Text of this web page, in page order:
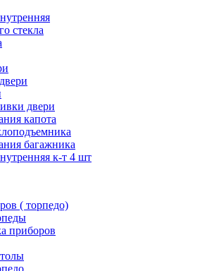
стекла
двери
капота
багажника
к-т 4 шт
( торпедо)
приборов